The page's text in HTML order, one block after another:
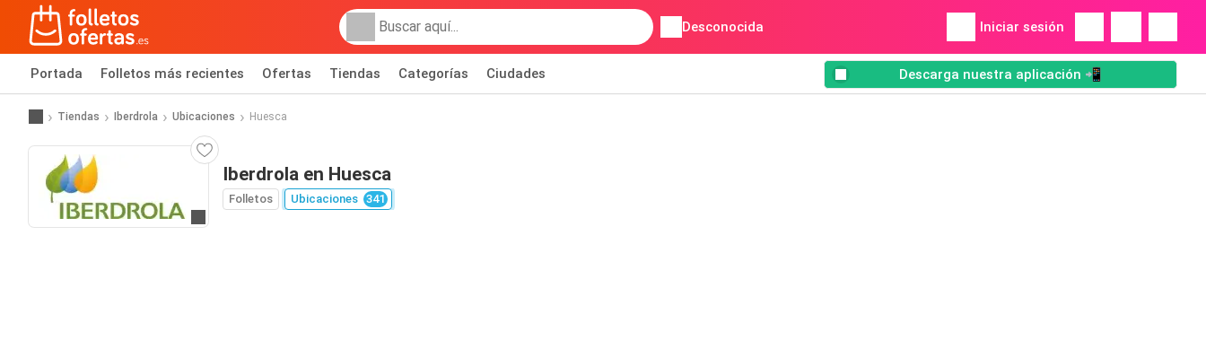
Desconocida Iniciar sesión
Portada Folletos más recientes Ofertas Tiendas Categorías Ciudades Descarga nuestra aplicación 📲
Tiendas Iberdrola Ubicaciones Huesca
Iberdrola en Huesca
Folletos Ubicaciones 341